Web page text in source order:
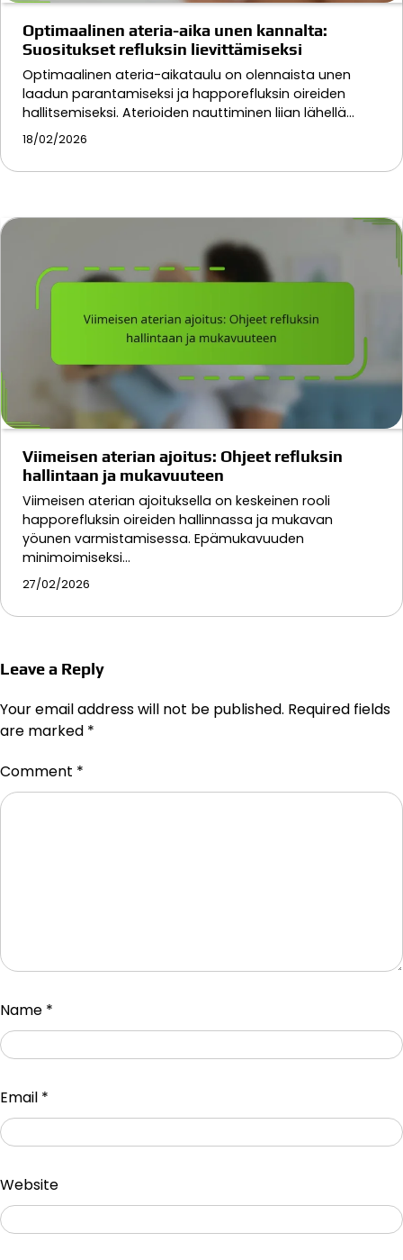
Optimaalinen ateria-aika unen kannalta:
Suositukset refluksin lievittämiseksi
Optimaalinen ateria-aikataulu on olennaista unen
laadun parantamiseksi ja happorefluksin oireiden
hallitsemiseksi. Aterioiden nauttiminen liian lähellä…
18/02/2026
Viimeisen aterian ajoitus: Ohjeet refluksin
hallintaan ja mukavuuteen
Viimeisen aterian ajoituksella on keskeinen rooli
happorefluksin oireiden hallinnassa ja mukavan
yöunen varmistamisessa. Epämukavuuden
minimoimiseksi…
27/02/2026
Leave a Reply
Your email address will not be published. Required fields
are marked *
Comment *
Name *
Email *
Website